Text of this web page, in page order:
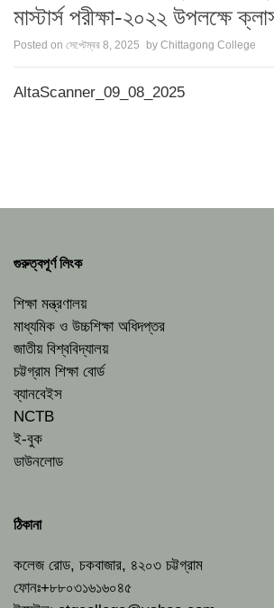
মাস্টার্স পরীক্ষা-২০২২ উপলক্ষে
Posted on সেপ্টেম্বর 8, 2025 by Chittagong College
AltaScanner_09_08_2025
গুরুত্বপূর্ণ লিংক
শিক্ষা মন্ত্রণালয়
মাধ্যমিক ও উচ্চশিক্ষা অধিদপ্তর
জাতীয় বিশ্ববিদ্যালয়
চট্টগ্রাম শিক্ষা বোর্ড
ব্যানবেইস
NCTB
ই-বুক
ডাউনলোড
ঠিকানা
কলেজ রোড, চকবাজার, ৪২০৩ চট্টগ্রাম
ফোনঃ+৮৮০৩১৬১৬০৪৫